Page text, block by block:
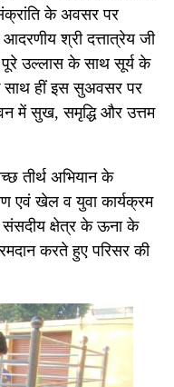
के अवसर पर
श्री दत्तात्रेय जी
पूरे उल्लास के साथ सूर्य के
साथ हीं इस सुअवसर पर
में सुख, समृद्धि और उत्तम
तीर्थ अभियान के
एवं खेल व युवा कार्यक्रम
संसदीय क्षेत्र के ऊना के
करते हुए परिसर की